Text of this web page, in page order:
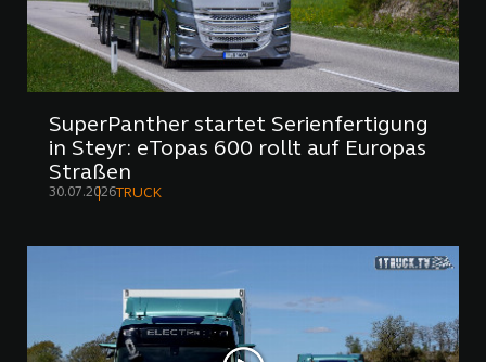
SuperPanther startet Serienfertigung
in Steyr: eTopas 600 rollt auf Europas
Straßen
30.07.2026TRUCK